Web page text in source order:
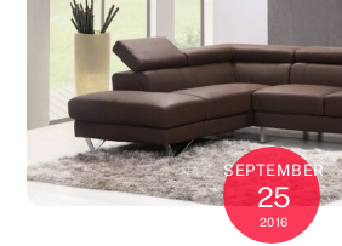
SEPTEMBER
25
2016